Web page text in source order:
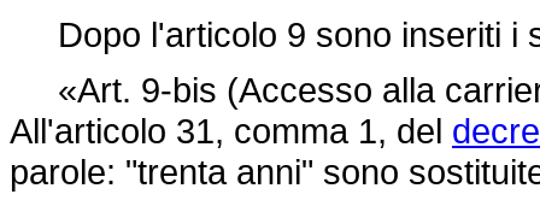
Dopo l'articolo 9 sono inseriti i
«Art. 9-bis (Accesso alla
All'articolo 31, comma 1, del
parole: "trenta anni" sono